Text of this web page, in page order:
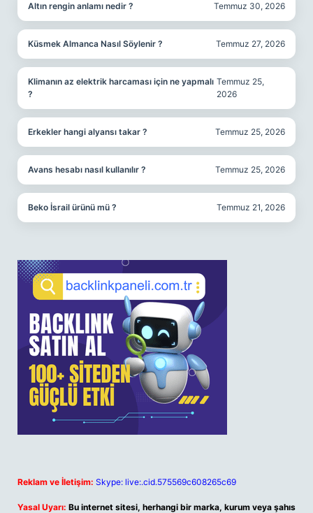
Altın rengin anlamı nedir ? Temmuz 30, 2026
Küsmek Almanca Nasıl Söylenir ? Temmuz 27, 2026
Klimanın az elektrik harcaması için ne yapmalı
?
Temmuz 25,
2026
Erkekler hangi alyansı takar ? Temmuz 25, 2026
Avans hesabı nasıl kullanılır ? Temmuz 25, 2026
Beko İsrail ürünü mü ? Temmuz 21, 2026
Reklam ve İletişim: Skype: live:.cid.575569c608265c69
Yasal Uyarı: Bu internet sitesi, herhangi bir marka, kurum veya şahıs